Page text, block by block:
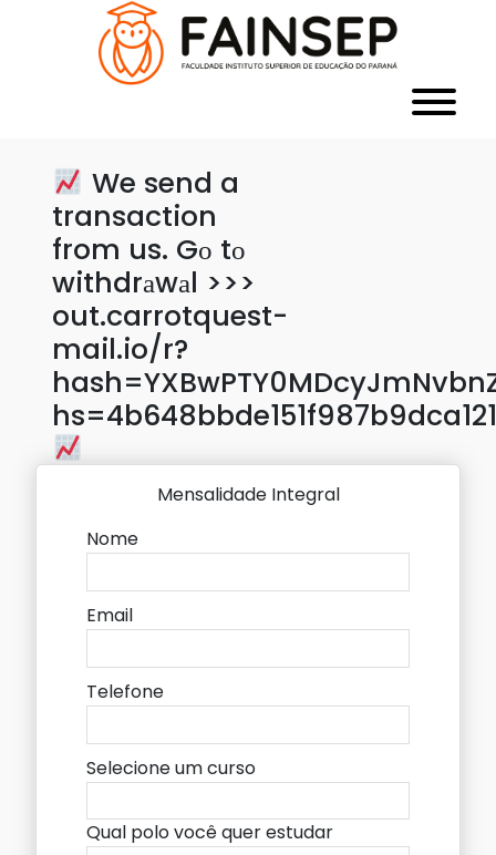
We send a
transaction
from us. Gо tо
withdrаwаl >>>
out.carrotquest-
mail.io/r?
Mensalidade Integral
Nome
Email
Telefone
Selecione um curso
Qual polo você quer estudar